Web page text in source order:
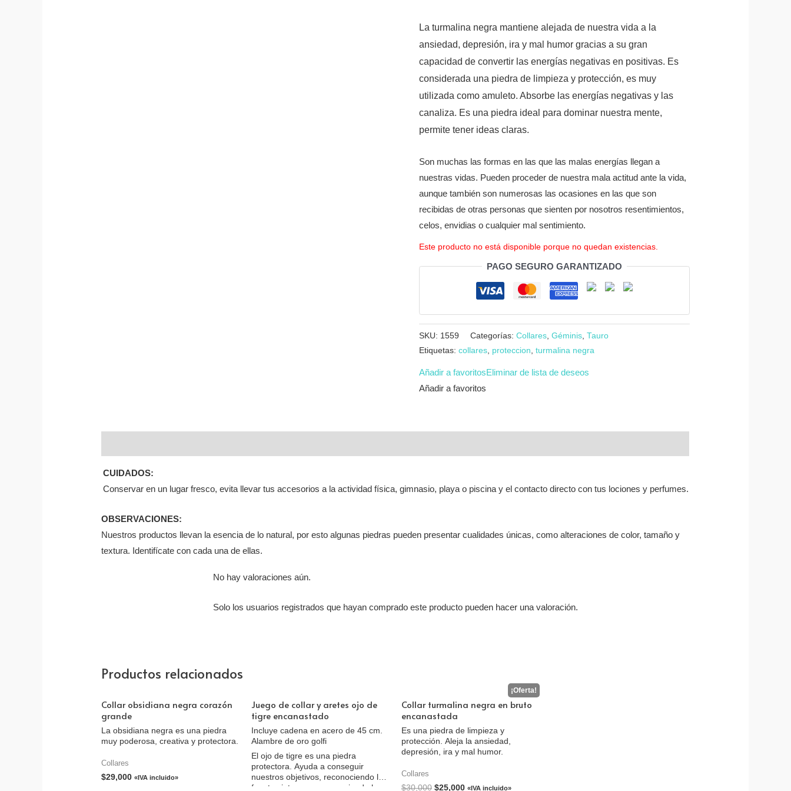
La turmalina negra mantiene alejada de nuestra vida a la
ansiedad, depresión, ira y mal humor gracias a su gran
capacidad de convertir las energías negativas en positivas. Es
considerada una piedra de limpieza y protección, es muy
utilizada como amuleto. Absorbe las energías negativas y las
canaliza. Es una piedra ideal para dominar nuestra mente,
permite tener ideas claras.
Son muchas las formas en las que las malas energías llegan a
nuestras vidas. Pueden proceder de nuestra mala actitud ante la vida,
aunque también son numerosas las ocasiones en las que son
recibidas de otras personas que sienten por nosotros resentimientos,
celos, envidias o cualquier mal sentimiento.
Este producto no está disponible porque no quedan existencias.
PAGO SEGURO GARANTIZADO
SKU: 1559 Categorías: Collares Géminis Tauro
Etiquetas: collares proteccion turmalina negra
Añadir a favoritosEliminar de lista de deseos
Añadir a favoritos
CUIDADOS:
Conservar en un lugar fresco, evita llevar tus accesorios a la actividad física, gimnasio, playa o piscina y el contacto directo con tus lociones y perfumes.
OBSERVACIONES:
Nuestros productos llevan la esencia de lo natural, por esto algunas piedras pueden presentar cualidades únicas, como alteraciones de color, tamaño y
textura. Identifícate con cada una de ellas.
No hay valoraciones aún.
Solo los usuarios registrados que hayan comprado este producto pueden hacer una valoración.
Productos relacionados
Collar obsidiana negra corazón
grande
La obsidiana negra es una piedra
muy poderosa, creativa y protectora.
Collares
$29,000 «IVA incluido»
Juego de collar y aretes ojo de
tigre encanastado
Incluye cadena en acero de 45 cm.
Alambre de oro golfi
El ojo de tigre es una piedra
protectora. Ayuda a conseguir
nuestros objetivos, reconociendo las
fuentes internas y promoviendo la
Collar turmalina negra en bruto
encanastada
Es una piedra de limpieza y
protección. Aleja la ansiedad,
depresión, ira y mal humor.
Collares
$30,000 $25,000 «IVA incluido»